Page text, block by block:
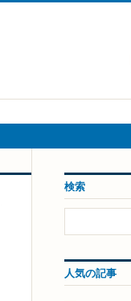
検索
人気の記事